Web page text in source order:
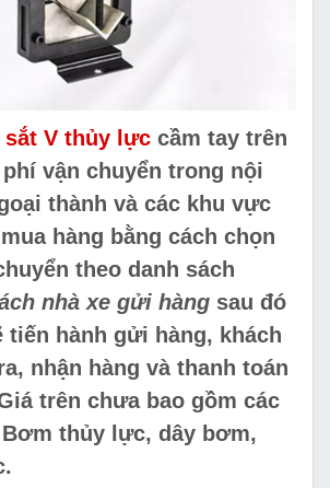
sắt V thủy lực cầm tay trên
vận chuyển trong nội
thành và các khu vực
hàng bằng cách chọn
theo danh sách
nhà xe gửi hàng sau đó
tiến hành gửi hàng, khách
nhận hàng và thanh toán
trên chưa bao gồm các
thủy lực, dây bơm,